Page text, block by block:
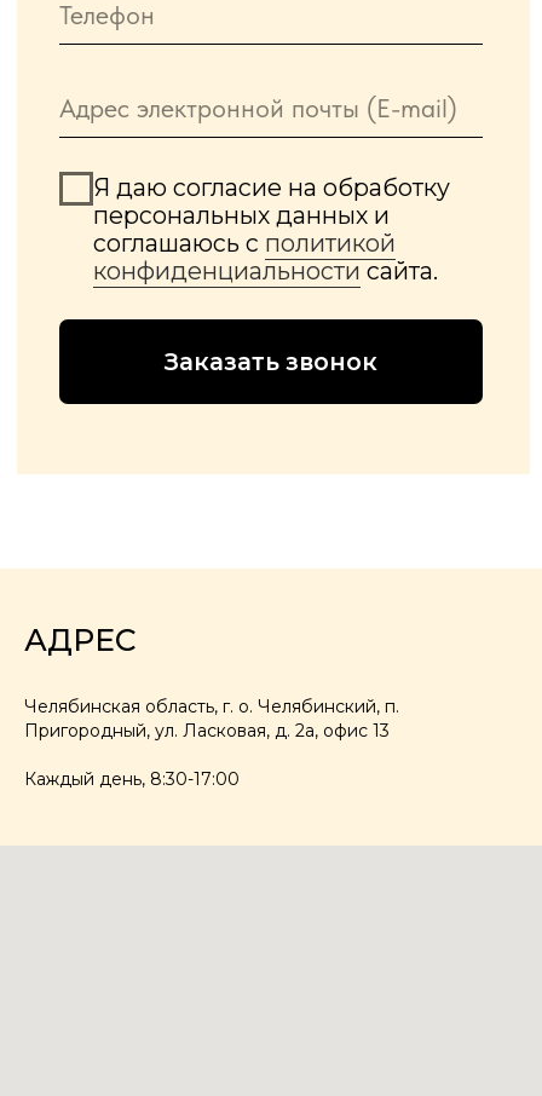
АДРЕС
Челябинская область, г. о. Челябинский, п.
Пригородный, ул. Ласковая, д. 2а, офис 13
Каждый день, 8:30-17:00